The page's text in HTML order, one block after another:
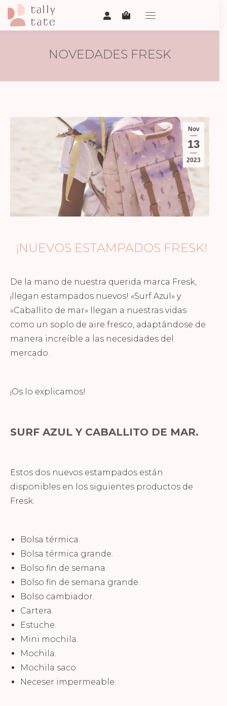
NOVEDADES FRESK
Nov
13
2023
¡NUEVOS ESTAMPADOS FRESK!
De la mano de nuestra querida marca Fresk,
¡llegan estampados nuevos! «Surf Azul» y
«Caballito de mar» llegan a nuestras vidas
como un soplo de aire fresco, adaptándose de
manera increíble a las necesidades del
mercado.
¡Os lo explicamos!
SURF AZUL Y CABALLITO DE MAR.
Estos dos nuevos estampados están
disponibles en los siguientes productos de
Fresk:
Bolsa térmica.
Bolsa térmica grande.
Bolso fin de semana.
Bolso fin de semana grande.
Bolso cambiador.
Cartera.
Estuche.
Mini mochila.
Mochila.
Mochila saco.
Neceser impermeable.